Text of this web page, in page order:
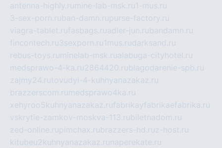
antenna-highly.ru mine-lab-msk.ru1-mus.ru
3-sex-porn.ruban-damn.rupurse-factory.ru
viagra-tablet.rufasbags.ruadler-jun.rubandamn.ru
fincontech.ru3sexporn.ru1mus.rudarksand.ru
rebus-toys.ru minelab-msk.rualabuga-cityhotel.ru
medsprawo-4-ka.ru2864420.rublagodarenie-spb.ru
zajmy24.rutovudyi-4-kuhnyanazakaz.ru
brazzerscom.ru medsprawo4ka.ru
xehyroo5kuhnyanazakaz.rufabrikayfabrikaefabrika.ru
vskrytie-zamkov-moskva-113.rubiletnadom.ru
zed-online.rupimchax.rubrazzers-hd.ruz-host.ru
kitubeu2kuhnyanazakaz.ru naperekate.ru